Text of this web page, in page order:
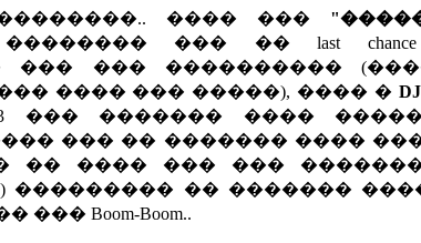
���� ���
��� �� last chance
��� ����������
���� ��� �����), ���� �
��� ������� ����
��� �� ������� ����
�� ���� ��� ���
��������� �� �������
Boom-Boom..